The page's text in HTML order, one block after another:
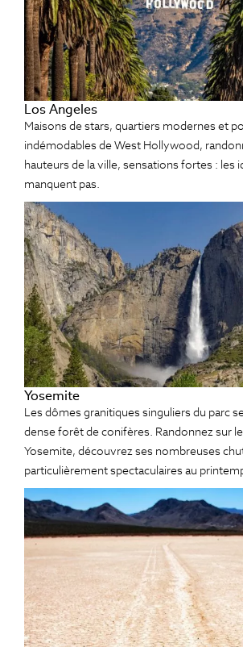
Los Angeles
Maisons de stars, quartiers modernes et
indémodables de West Hollywood,
hauteurs de la ville, sensations fortes : les
manquent pas.
Yosemite
Les dômes granitiques singuliers du parc
dense forêt de conifères. Randonnez sur
Yosemite, découvrez ses nombreuses
particulièrement spectaculaires au